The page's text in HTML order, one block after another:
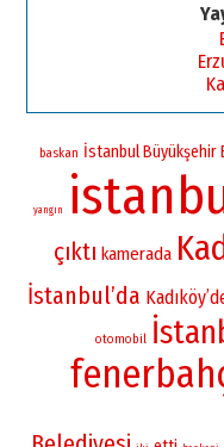
baskan İstanbul Büyükşehir
yangın
çıktı kamerada
İstanbul’da
otomobil